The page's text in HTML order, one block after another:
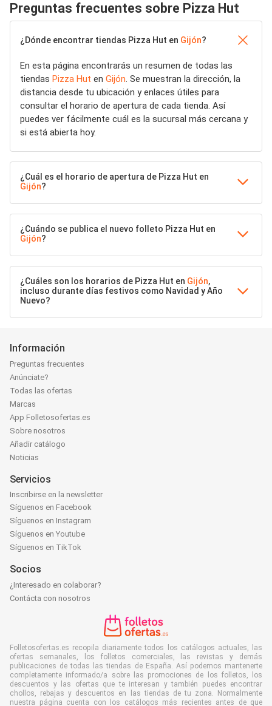
Preguntas frecuentes sobre Pizza Hut
¿Dónde encontrar tiendas Pizza Hut en Gijón?
En esta página encontrarás un resumen de todas las
tiendas Pizza Hut en Gijón. Se muestran la dirección, la
distancia desde tu ubicación y enlaces útiles para
consultar el horario de apertura de cada tienda. Así
puedes ver fácilmente cuál es la sucursal más cercana y
si está abierta hoy.
¿Cuál es el horario de apertura de Pizza Hut en
Gijón?
¿Cuándo se publica el nuevo folleto Pizza Hut en
Gijón?
¿Cuáles son los horarios de Pizza Hut en Gijón,
incluso durante días festivos como Navidad y Año
Nuevo?
Información
Preguntas frecuentes
Anúnciate?
Todas las ofertas
Marcas
App Folletosofertas.es
Sobre nosotros
Añadir catálogo
Noticias
Servicios
Inscribirse en la newsletter
Síguenos en Facebook
Síguenos en Instagram
Síguenos en Youtube
Síguenos en TikTok
Socios
¿Interesado en colaborar?
Contácta con nosotros
Folletosofertas.es recopila diariamente todos los catálogos actuales, las
ofertas semanales, los folletos comerciales, las revistas y demás
publicaciones de todas las tiendas de España. Así podemos mantenerte
completamente informado/a sobre las promociones de los folletos, los
descuentos y las ofertas que te interesan y también puedes encontrar
chollos, rebajas y descuentos en las tiendas de tu zona. Normalmente
nuestra página cuenta con los catálogos más recientes antes de que